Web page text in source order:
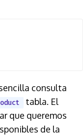
consulta
tabla. El
que queremos
de la